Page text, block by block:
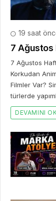
19 saat
7 Ağustos
7 Ağustos
Korkudan
Filmler Var?
türlerde
DEVAMINI